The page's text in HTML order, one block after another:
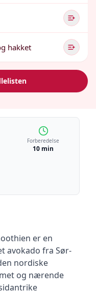
hakket
Forberedelse
10 min
er en
avokado fra Sør-
nordiske
og nærende